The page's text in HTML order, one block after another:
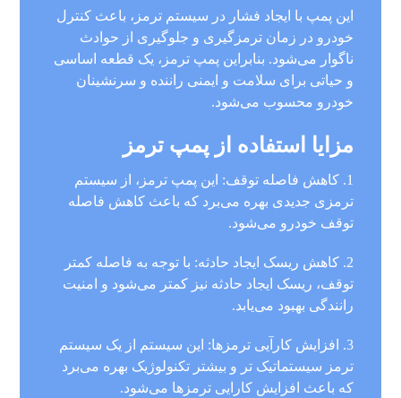
این پمپ با ایجاد فشار در سیستم ترمز، باعث کنترل
خودرو در زمان ترمزگیری و جلوگیری از حوادث
ناگوار می‌شود. بنابراین پمپ ترمز، یک قطعه اساسی
و حیاتی برای سلامت و ایمنی راننده و سرنشینان
خودرو محسوب می‌شود.
مزایا استفاده از پمپ ترمز
1. کاهش فاصله توقف: این پمپ ترمز، از سیستم
ترمزی جدیدی بهره می‌برد که باعث کاهش فاصله
توقف خودرو می‌شود.
2. کاهش ریسک ایجاد حادثه: با توجه به فاصله کمتر
توقف، ریسک ایجاد حادثه نیز کمتر می‌شود و امنیت
رانندگی بهبود می‌یابد.
3. افزایش کارآیی ترمز‌ها: این سیستم از یک سیستم
ترمز سیستماتیک تر و بیشتر تکنولوژیک بهره می‌برد
که باعث افزایش کارایی ترمز‌ها می‌شود.